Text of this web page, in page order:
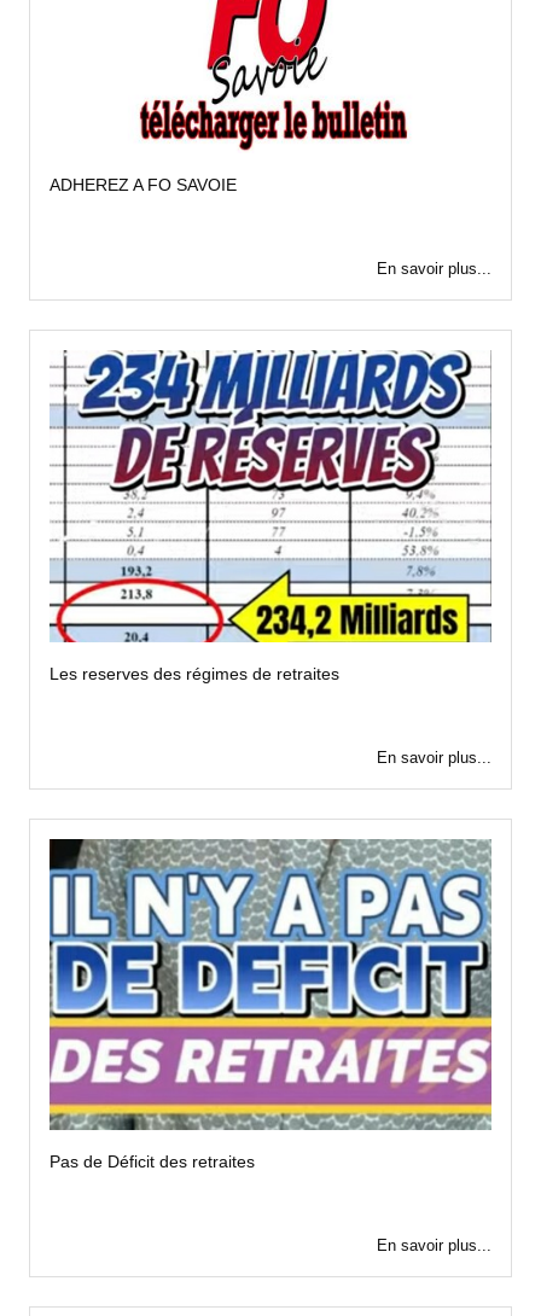
ADHEREZ A FO SAVOIE
En savoir plus...
Les reserves des régimes de retraites
En savoir plus...
Pas de Déficit des retraites
En savoir plus...